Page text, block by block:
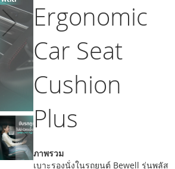
Ergonomic
Car Seat
Cushion
Plus
ภาพรวม
เบาะรองนั่งในรถยนต์ Bewell รุ่นพลัส